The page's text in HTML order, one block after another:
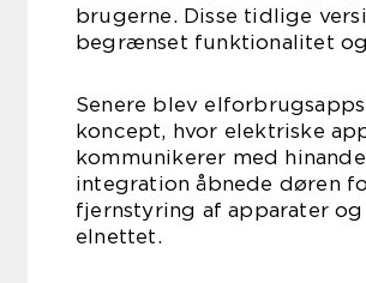
brugerne. Disse tidlige
begrænset funktionalitet
Senere blev
koncept, hvor elektriske
kommunikerer med
integration åbnede døren
fjernstyring af apparater
elnettet.